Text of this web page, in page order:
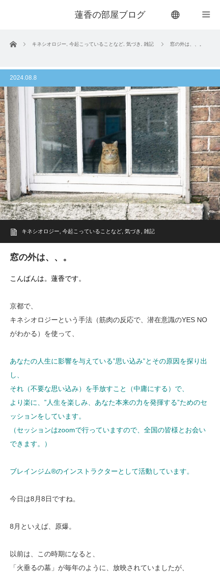
蓮香の部屋ブログ
ホーム キネシオロジー 今起こっていることなど 気づき 雑記 窓の外は、、。
2024.08.8
キネシオロジー 今起こっていることなど 気づき 雑記
窓の外は、、。
こんばんは。蓮香です。
京都で、
キネシオロジーという手法（筋肉の反応で、潜在意識のYES NO
がわかる）を使って、
あなたの人生に影響を与えている”思い込み”とその原因を探り出
し、
それ（不要な思い込み）を手放すこと（中庸にする）で、
より楽に、”人生を楽しみ、あなた本来の力を発揮する”ためのセ
ッションをしています。
（セッションはzoomで行っていますので、全国の皆様とお会い
できます。）
ブレインジム®︎のインストラクターとして活動しています。
今日は8月8日ですね。
8月といえば、原爆。
以前は、この時期になると、
「火垂るの墓」が毎年のように、放映されていましたが、